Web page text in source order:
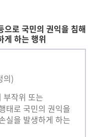
으로 국민의 권익을 침해
게 하는 행위
의)
부작위 또는
태로 국민의 권익을
실을 발생하게 하는